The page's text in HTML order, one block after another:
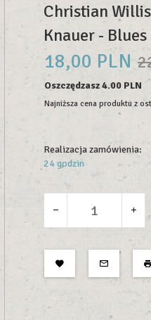
Christian
Knauer -
18,00 PLN
Oszczędzasz 4.00 PLN
Najniższa cena produktu z
Realizacja zamówienia:
24 godzin